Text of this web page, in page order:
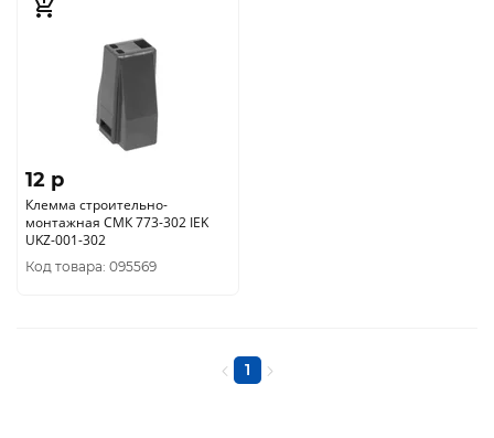
12 p
Клемма строительно-
монтажная СМК 773-302 IEK
UKZ-001-302
Код товара: 095569
1